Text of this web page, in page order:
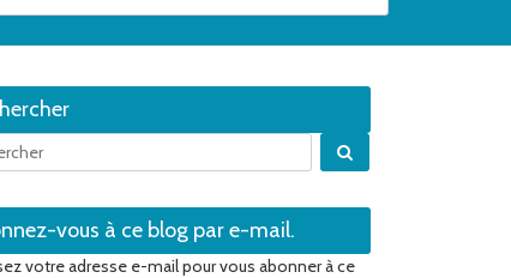
vous à ce blog par e-mail.
votre adresse e-mail pour vous abonner à ce